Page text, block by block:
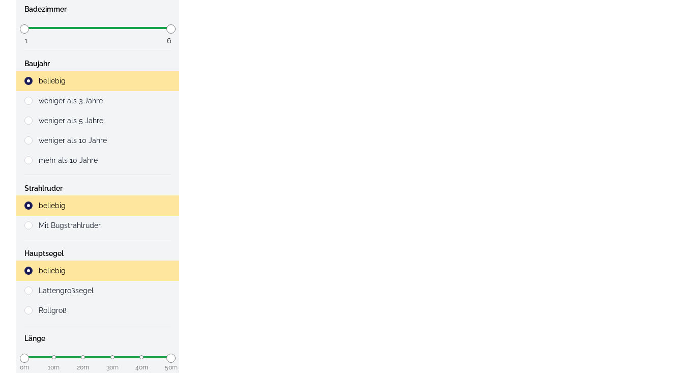
Badezimmer
1 6
Baujahr
Strahlruder
beliebig
weniger als 3 Jahre
weniger als 5 Jahre
weniger als 10 Jahre
mehr als 10 Jahre
Strahlruder
Strahlruder
beliebig
Mit Bugstrahlruder
Hauptsegel
Strahlruder
beliebig
Lattengroßsegel
Rollgroß
Länge
0m 10m 20m 30m 40m 50m